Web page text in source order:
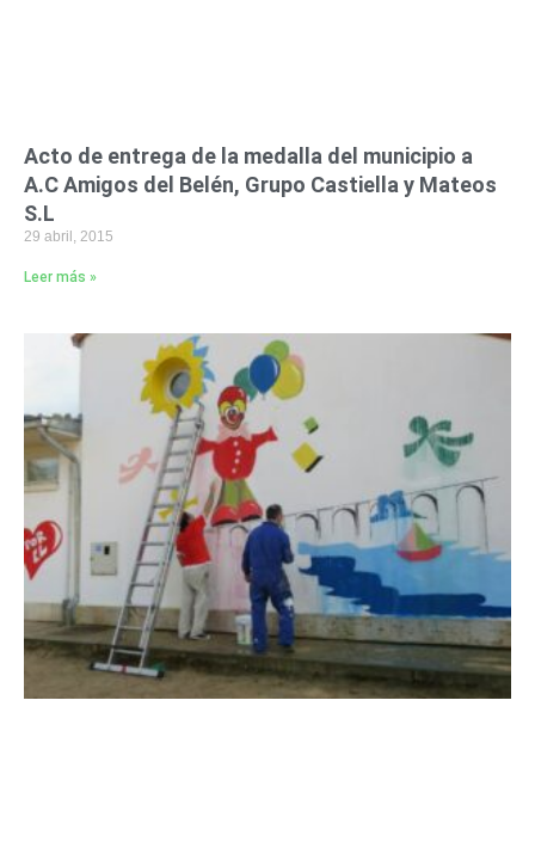
Acto de entrega de la medalla del municipio a
A.C Amigos del Belén, Grupo Castiella y Mateos
S.L
29 abril, 2015
Leer más »